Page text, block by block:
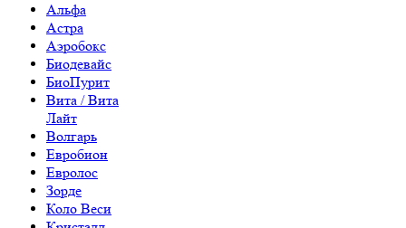
Альфа
Астра
Аэробокс
Биодевайс
БиоПурит
Вита / Вита
Лайт
Волгарь
Евробион
Евролос
Зорде
Коло Веси